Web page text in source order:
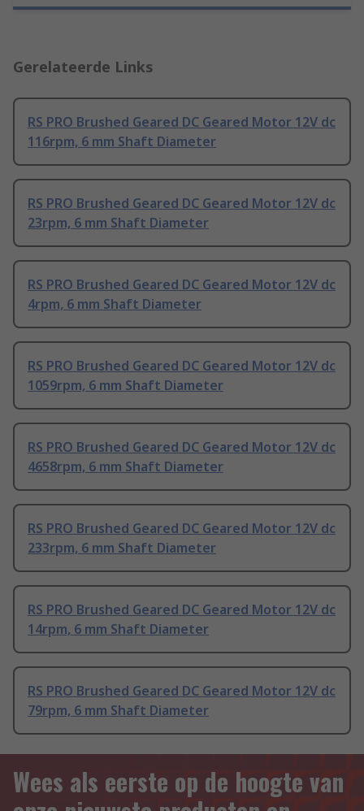
Gerelateerde Links
RS PRO Brushed Geared DC Geared Motor 12V dc
116rpm, 6 mm Shaft Diameter
RS PRO Brushed Geared DC Geared Motor 12V dc
23rpm, 6 mm Shaft Diameter
RS PRO Brushed Geared DC Geared Motor 12V dc
4rpm, 6 mm Shaft Diameter
RS PRO Brushed Geared DC Geared Motor 12V dc
1059rpm, 6 mm Shaft Diameter
RS PRO Brushed Geared DC Geared Motor 12V dc
4658rpm, 6 mm Shaft Diameter
RS PRO Brushed Geared DC Geared Motor 12V dc
233rpm, 6 mm Shaft Diameter
RS PRO Brushed Geared DC Geared Motor 12V dc
14rpm, 6 mm Shaft Diameter
RS PRO Brushed Geared DC Geared Motor 12V dc
79rpm, 6 mm Shaft Diameter
Wees als eerste op de hoogte van